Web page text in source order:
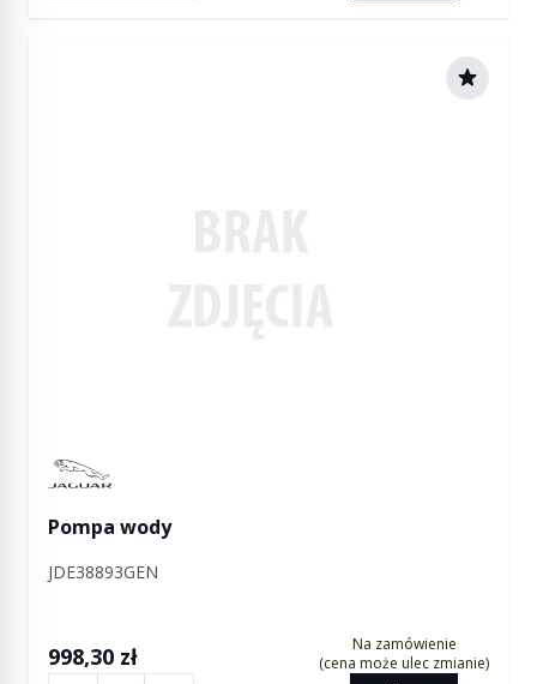
Manufactured by Jaguar
Pompa wody
JDE38893GEN
998,30 zł
Na zamówienie
(cena może ulec zmianie)